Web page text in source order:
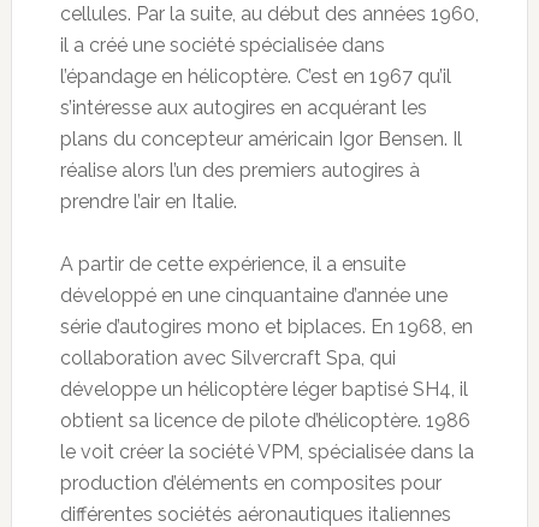
cellules. Par la suite, au début des années 1960,
il a créé une société spécialisée dans
l’épandage en hélicoptère. C’est en 1967 qu’il
s’intéresse aux autogires en acquérant les
plans du concepteur américain Igor Bensen. Il
réalise alors l’un des premiers autogires à
prendre l’air en Italie.
A partir de cette expérience, il a ensuite
développé en une cinquantaine d’année une
série d’autogires mono et biplaces. En 1968, en
collaboration avec Silvercraft Spa, qui
développe un hélicoptère léger baptisé SH4, il
obtient sa licence de pilote d’hélicoptère. 1986
le voit créer la société VPM, spécialisée dans la
production d’éléments en composites pour
différentes sociétés aéronautiques italiennes